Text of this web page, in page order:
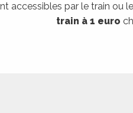
accessibles par le train ou
train à 1 euro